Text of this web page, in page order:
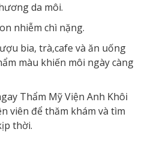
da môi.
nhiễm chì nặng.
bia, trà,cafe và ăn uống
màu khiến môi ngày càng
Thẩm Mỹ Viện Anh Khôi
viên để thăm khám và tìm
thời.